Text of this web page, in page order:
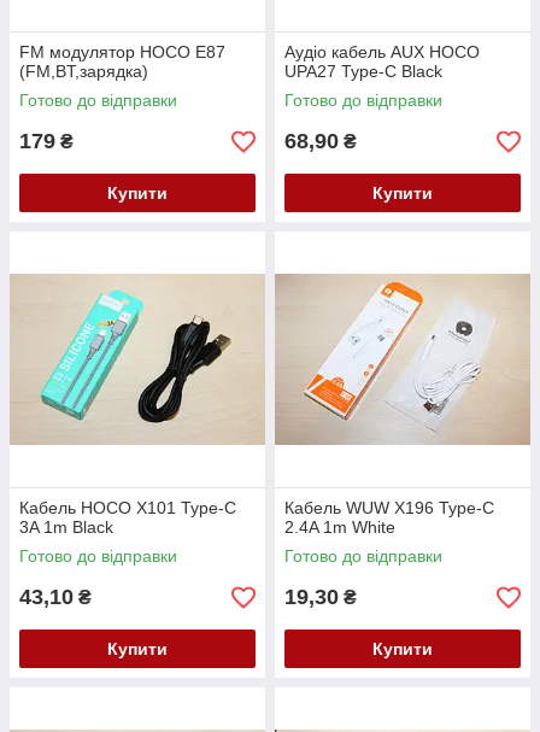
FM модулятор HOCO E87
(FM,BT,зарядка)
Готово до відправки
179 ₴
Купити
Аудіо кабель AUX HOCO
UPA27 Type-C Black
Готово до відправки
68,90 ₴
Купити
Кабель HOCO X101 Type-C
3A 1m Black
Готово до відправки
43,10 ₴
Купити
Кабель WUW X196 Type-C
2.4A 1m White
Готово до відправки
19,30 ₴
Купити